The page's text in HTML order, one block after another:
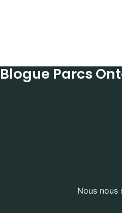
Blogue Parcs
Nous nous